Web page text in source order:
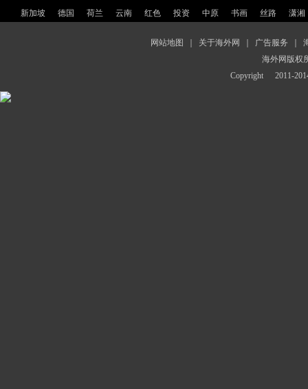
新加坡 德国 荷兰 云南 红色 投资 中原 书画 丝路 潇湘
网站地图 关于海外网 广告服务
海外网版权
Copyright
2011-